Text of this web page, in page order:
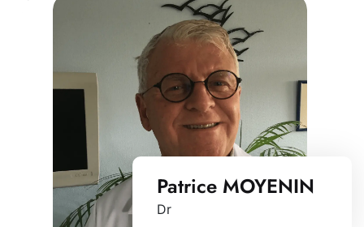
Patrice MOYENIN
Dr